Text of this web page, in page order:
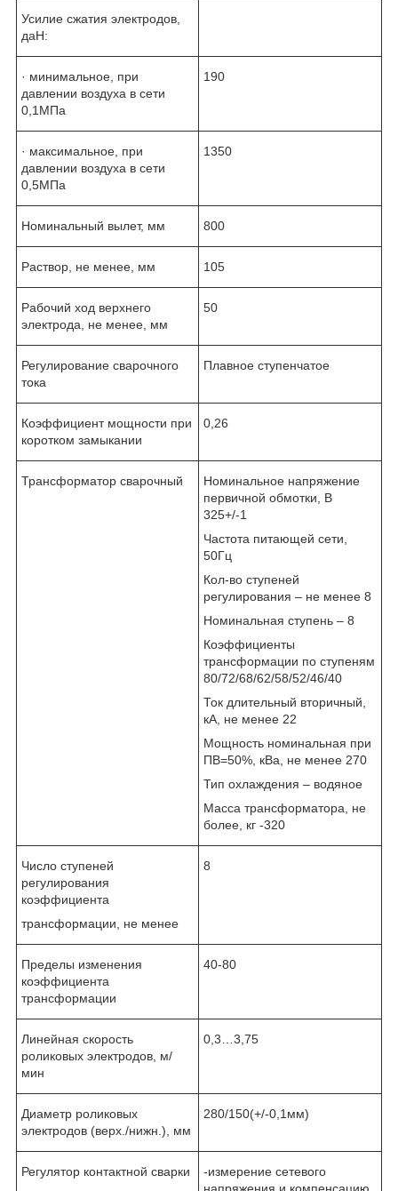
Усилие сжатия электродов,
даН:
· минимальное, при
давлении воздуха в сети
0,1МПа
190
· максимальное, при
давлении воздуха в сети
0,5МПа
1350
Номинальный вылет, мм 800
Раствор, не менее, мм 105
Рабочий ход верхнего
электрода, не менее, мм
50
Регулирование сварочного
тока
Плавное ступенчатое
Коэффициент мощности при
коротком замыкании
0,26
Трансформатор сварочный
Номинальное напряжение
первичной обмотки, В
325+/-1
Частота питающей сети,
50Гц
Кол-во ступеней
регулирования – не менее 8
Номинальная ступень – 8
Коэффициенты
трансформации по ступеням
80/72/68/62/58/52/46/40
Ток длительный вторичный,
кА, не менее 22
Мощность номинальная при
ПВ=50%, кВа, не менее 270
Тип охлаждения – водяное
Масса трансформатора, не
более, кг -320
Число ступеней
регулирования
коэффициента
трансформации, не менее
8
Пределы изменения
коэффициента
трансформации
40-80
Линейная скорость
роликовых электродов, м/
мин
0,3…3,75
Диаметр роликовых
электродов (верх./нижн.), мм
280/150(+/-0,1мм)
Регулятор контактной сварки
-измерение сетевого
напряжения и компенсацию